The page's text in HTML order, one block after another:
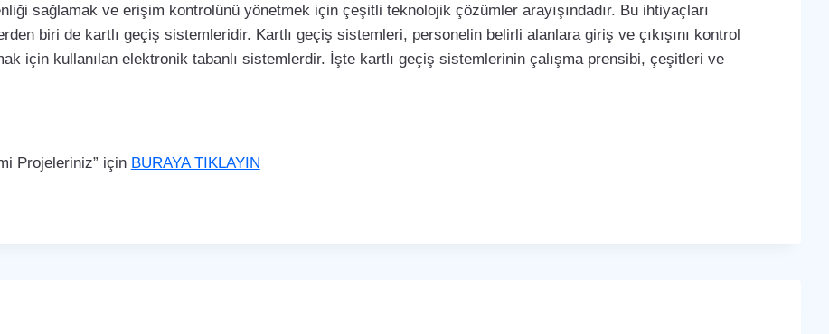
sağlamak ve erişim kontrolünü yönetmek için çeşitli teknolojik çözümler arayışındadır. Bu ihtiyaçları
biri de kartlı geçiş sistemleridir. Kartlı geçiş sistemleri, personelin belirli alanlara giriş ve çıkışını kontrol
için kullanılan elektronik tabanlı sistemlerdir. İşte kartlı geçiş sistemlerinin çalışma prensibi, çeşitleri ve
Projeleriniz” için BURAYA TIKLAYIN